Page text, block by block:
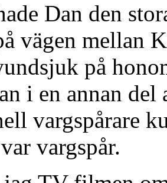
Dan den
vägen mellan
på
i en annan
vargspårare
vargspår.